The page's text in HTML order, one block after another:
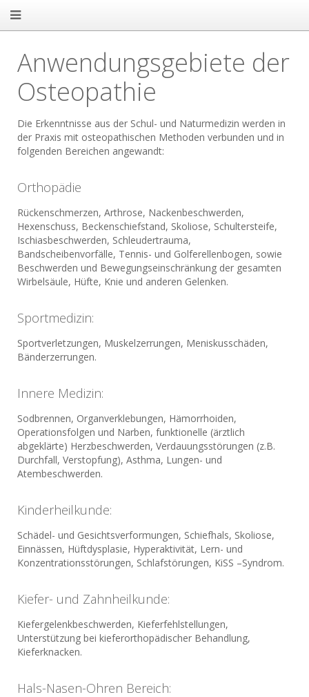
Anwendungsgebiete der
Osteopathie
Die Erkenntnisse aus der Schul- und Naturmedizin werden in
der Praxis mit osteopathischen Methoden verbunden und in
folgenden Bereichen angewandt:
Orthopädie
Rückenschmerzen, Arthrose, Nackenbeschwerden,
Hexenschuss, Beckenschiefstand, Skoliose, Schultersteife,
Ischiasbeschwerden, Schleudertrauma,
Bandscheibenvorfälle, Tennis- und Golferellenbogen, sowie
Beschwerden und Bewegungseinschränkung der gesamten
Wirbelsäule, Hüfte, Knie und anderen Gelenken.
Sportmedizin:
Sportverletzungen, Muskelzerrungen, Meniskusschäden,
Bänderzerrungen.
Innere Medizin:
Sodbrennen, Organverklebungen, Hämorrhoiden,
Operationsfolgen und Narben, funktionelle (ärztlich
abgeklärte) Herzbeschwerden, Verdauungsstörungen (z.B.
Durchfall, Verstopfung), Asthma, Lungen- und
Atembeschwerden.
Kinderheilkunde:
Schädel- und Gesichtsverformungen, Schiefhals, Skoliose,
Einnässen, Hüftdysplasie, Hyperaktivität, Lern- und
Konzentrationsstörungen, Schlafstörungen, KiSS –Syndrom.
Kiefer- und Zahnheilkunde:
Kiefergelenkbeschwerden, Kieferfehlstellungen,
Unterstützung bei kieferorthopädischer Behandlung,
Kieferknacken.
Hals-Nasen-Ohren Bereich: